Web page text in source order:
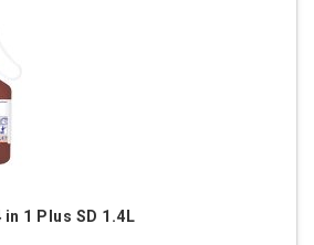
in 1 Plus SD 1.4L